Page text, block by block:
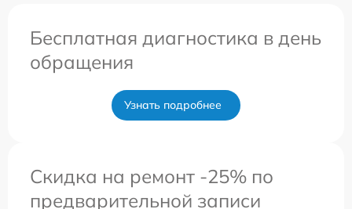
Бесплатная диагностика в день
обращения
Узнать подробнее
Скидка на ремонт -25% по
предварительной записи